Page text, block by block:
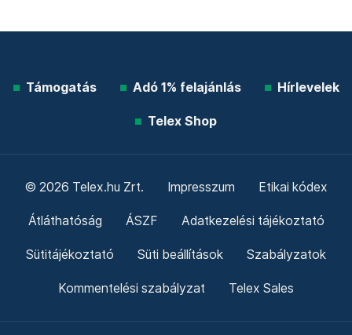
Támogatás Adó 1% felajánlás Hírlevelek
Telex Shop
© 2026 Telex.hu Zrt. Impresszum Etikai kódex
Átláthatóság ÁSZF Adatkezelési tájékoztató
Sütitájékoztató Süti beállítások Szabályzatok
Kommentelési szabályzat Telex Sales